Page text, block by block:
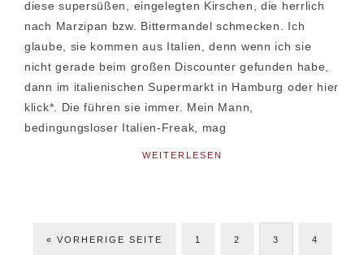
diese supersüßen, eingelegten Kirschen, die herrlich
nach Marzipan bzw. Bittermandel schmecken. Ich
glaube, sie kommen aus Italien, denn wenn ich sie
nicht gerade beim großen Discounter gefunden habe,
dann im italienischen Supermarkt in Hamburg oder hier
klick*. Die führen sie immer. Mein Mann,
bedingungsloser Italien-Freak, mag
WEITERLESEN
« ZUR
VORHERIGE SEITE SEITE
1 SEITE
2 SEITE
3 SEITE
4